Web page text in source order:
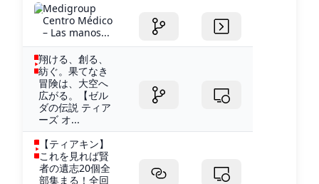
Medigroup
Centro Médico
– Las manos...
翔ける、創る、
紡ぐ。果てなき
冒険は、大空へ
広がる。【ゼル
ダの伝説 ティア
ーズ オ...
【ティアキン】
これを見れば賢
者の遺志20個全
部集まる！全回